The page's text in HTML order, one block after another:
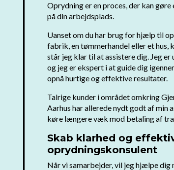
Oprydning er en proces, der kan
på din arbejdsplads.
Uanset om du har brug for hjælp til
fabrik, en tømmerhandel eller et
står jeg klar til at assistere dig. Jeg
og jeg er ekspert i at guide dig
opnå hurtige og effektive resultater.
Talrige kunder i området omkring
Aarhus har allerede nydt godt af min
køre længere væk mod betaling af
Skab klarhed og
oprydningskonsulent
Når vi samarbejder, vil jeg hjælpe dig